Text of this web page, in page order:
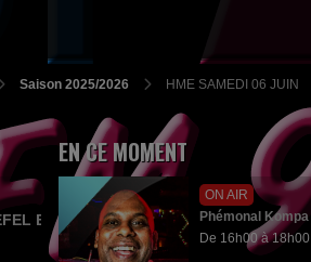
Saison 2025/2026 HME SAMEDI 06 JUIN
EDITH
EN CE MOMENT
ON AIR
Phémonal Kompa
De 16h00 à 18h00